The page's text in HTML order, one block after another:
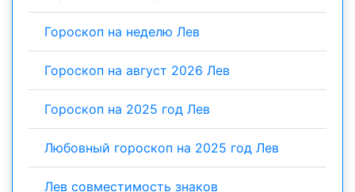
Гороскоп на неделю Лев
Гороскоп на август 2026 Лев
Гороскоп на 2025 год Лев
Любовный гороскоп на 2025 год Лев
Лев совместимость знаков